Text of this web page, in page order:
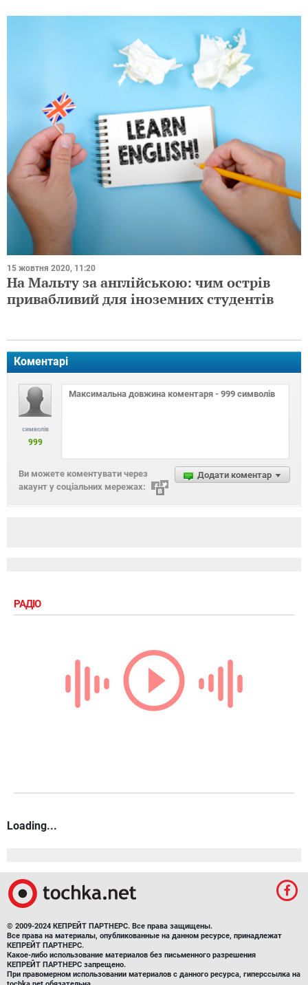
15 жовтня 2020, 11:20
На Мальту за англійською: чим острів
привабливий для іноземних студентів
Коментарі
символів
999
Додати коментар
Ви можете коментувати через
акаунт у соціальних мережах:
РАДІО
Loading...
© 2009-2024 КЕПРЕЙТ ПАРТНЕРС. Все права защищены.
Все права на материалы, опубликованные на данном ресурсе, принадлежат
КЕПРЕЙТ ПАРТНЕРС.
Какое-либо использование материалов без письменного разрешения
КЕПРЕЙТ ПАРТНЕРС запрещено.
При правомерном использовании материалов с данного ресурса, гиперссылка на